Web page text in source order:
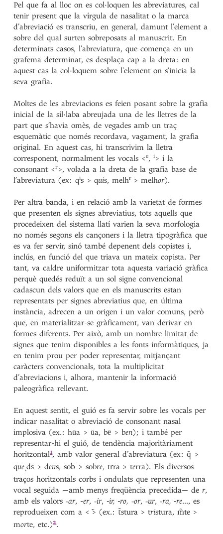
Pel que fa al lloc on es col·loquen les abreviatures, cal
tenir present que la vírgula de nasalitat o la marca
d’abreviació es transcriu, en general, damunt l’element a
sobre del qual surten sobreposats al manuscrit. En
determinats casos, l’abreviatura, que comença en un
grafema determinat, es desplaça cap a la dreta: en
aquest cas la col·loquem sobre l’element on s’inicia la
seva grafia.
Moltes de les abreviacions es feien posant sobre la grafia
inicial de la síl·laba abreujada una de les lletres de la
part que s’havia omès, de vegades amb un traç
esquemàtic que només recordava, vagament, la grafia
original. En aquest cas, hi transcrivim la lletra
corresponent, normalment les vocals <e,i> i la
consonant <r>, volada a la dreta de la grafia base de
l’abreviatura (ex: qis > quis, melhr > melhor).
Per altra banda, i en relació amb la varietat de formes
que presenten els signes abreviatius, tots aquells que
procedeixen del sistema llatí varien la seva morfologia
no només segons els cançoners i la lletra tipogràfica que
es va fer servir, sinó també depenent dels copistes i,
inclús, en funció del que triava un mateix copista. Per
tant, va caldre uniformitzar tota aquesta variació gràfica
perquè quedés reduït a un sol signe convencional
cadascun dels valors que en els manuscrits estan
representats per signes abreviatius que, en última
instància, adrecen a un origen i un valor comuns, però
que, en materialitzar-se gràficament, van derivar en
formes diferents. Per això, amb un nombre limitat de
signes que tenim disponibles a les fonts informàtiques, ja
en tenim prou per poder representar, mitjançant
caràcters convencionals, tota la multiplicitat
d’abreviacions i, alhora, mantenir la informació
paleogràfica rellevant.
En aquest sentit, el guió es fa servir sobre les vocals per
indicar nasalitat o abreviació de consonant nasal
implosiva (ex.: hūa > ūa, bē > ben); i també per
representar-hi el guió, de tendència majoritàriament
horitzontal1, amb valor general d’abreviatura (ex:q̄ >
que ¸ds̄ > deus, soƀ > sobre, tr̄ra > terra). Els diversos
traços horitzontals corbs i ondulats que representen una
vocal seguida —amb menys freqüència precedida— der,
amb els valors ‑ar, -er, ‑ir, -ir, -ro, ‑or, ‑ur, ‑ra, -re…, es
reprodueixen com a < ̃> (ex.:t̃stura > tristura,m̃te >
morte,etc.)2.